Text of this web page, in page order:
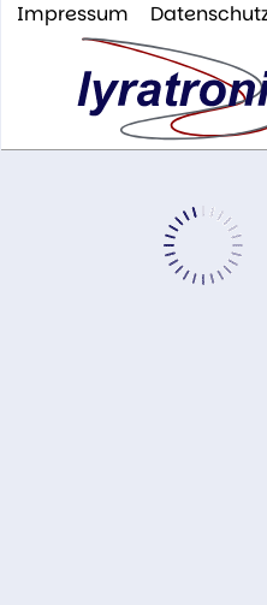
Impressum